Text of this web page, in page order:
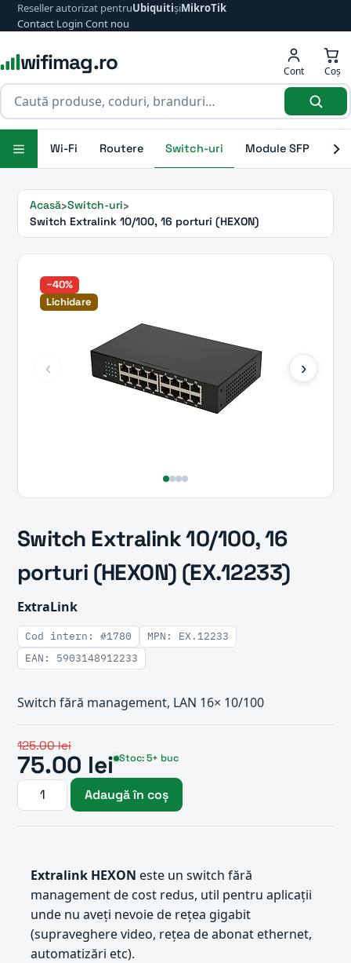
Reseller autorizat pentruUbiquitișiMikroTik
Contact·Login·Cont nou
wifimag.ro Cont Coș
Wi-Fi Routere Switch-uri Module SFP
Acasă Switch-uri
Switch Extralink 10/100, 16 porturi (HEXON)
‹ ›
−40%
Lichidare
Switch Extralink 10/100, 16
porturi (HEXON) (EX.12233)
ExtraLink
Cod intern: #1780
MPN: EX.12233
EAN: 5903148912233
Switch fără management, LAN 16× 10/100
125.00 lei
75.00 lei Stoc: 5+ buc
Adaugă în coș
Extralink HEXON este un switch fără
management de cost redus, util pentru aplicații
unde nu aveți nevoie de rețea gigabit
(supraveghere video, rețea de abonat ethernet,
automatizări etc).